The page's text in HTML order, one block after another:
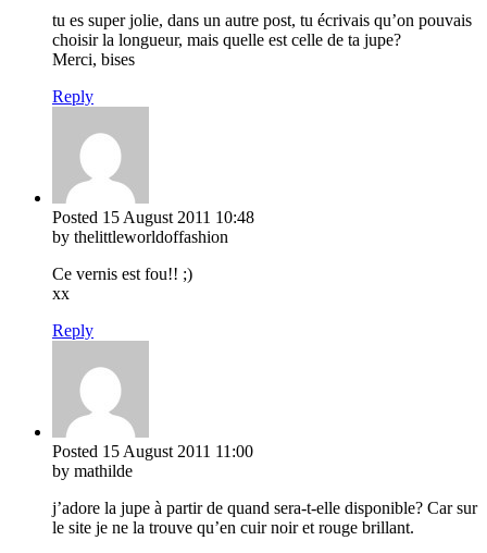
tu es super jolie, dans un autre post, tu écrivais qu’on pouvais
choisir la longueur, mais quelle est celle de ta jupe?
Merci, bises
Reply
Posted 15 August 2011 10:48
by thelittleworldoffashion
Ce vernis est fou!! ;)
xx
Reply
Posted 15 August 2011 11:00
by mathilde
j’adore la jupe à partir de quand sera-t-elle disponible? Car sur
le site je ne la trouve qu’en cuir noir et rouge brillant.